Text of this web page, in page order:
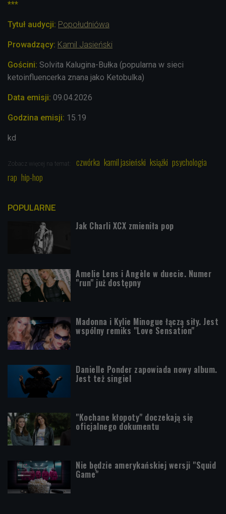
***
Tytuł audycji: Popołudniówa
Prowadzący: Kamil Jasieński
Gościni: Solvita Kalugina-Bułka (popularna w sieci
ketoinfluencerka znana jako Ketobulka)
Data emisji: 09.04.2026
Godzina emisji: 15.19
kd
Zobacz więcej na temat: czwórka kamil jasieński książki psychologia
rap hip-hop
POPULARNE
Jak Charli XCX zmieniła pop
Amelie Lens i Angèle w duecie. Numer
"run" już dostępny
Madonna i Kylie Minogue łączą siły. Jest
wspólny remiks "Love Sensation"
Danielle Ponder zapowiada nowy album.
Jest też singiel
"Kochane kłopoty" doczekają się
oficjalnego dokumentu
Nie będzie amerykańskiej wersji "Squid
Game"